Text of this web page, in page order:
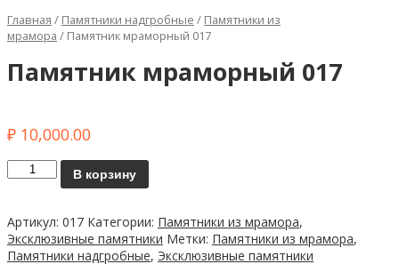
Главная / Памятники надгробные / Памятники из
мрамора / Памятник мраморный 017
Памятник мраморный 017
₽ 10,000.00
Количество
Памятник
017
В корзину
Артикул: 017 Категории: Памятники из мрамора,
Эксклюзивные памятники Метки: Памятники из мрамора,
Памятники надгробные, Эксклюзивные памятники